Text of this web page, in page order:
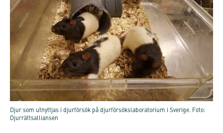
Djur som utnyttjas i djurförsök på djurförsökslaboratorium i Sverige. Foto:
Djurrättsalliansen